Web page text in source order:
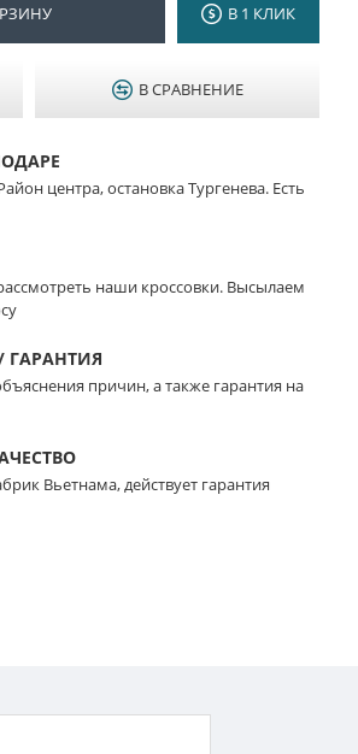
В 1 КЛИК
В СРАВНЕНИЕ
центра, остановка Тургенева. Есть
наши кроссовки. Высылаем
ГАРАНТИЯ
причин, а также гарантия на
Вьетнама, действует гарантия